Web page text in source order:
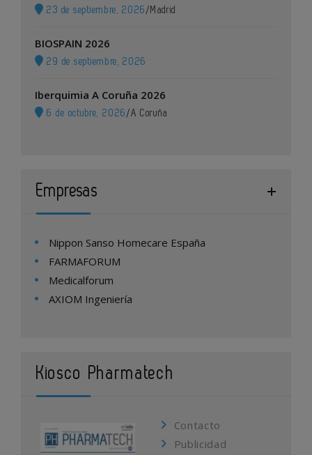
23 de septiembre, 2026 / Madrid
BIOSPAIN 2026
29 de septiembre, 2026
Iberquimia A Coruña 2026
6 de octubre, 2026 /A Coruña
Empresas
Nippon Sanso Homecare España
FARMAFORUM
Medicalforum
AXIOM Ingeniería
Kiosco Pharmatech
Contacto
Publicidad